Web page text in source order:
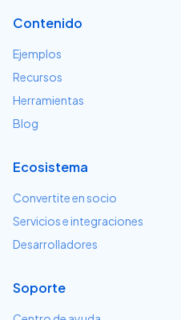
Contenido
Ejemplos
Recursos
Herramientas
Blog
Ecosistema
Convertite en socio
Servicios e integraciones
Desarrolladores
Soporte